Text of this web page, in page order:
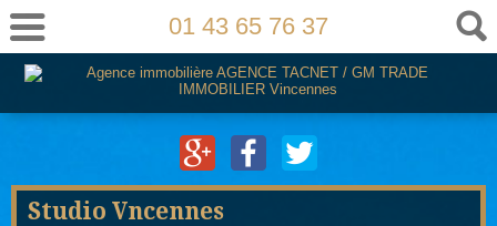
01 43 65 76 37
Studio Vncennes